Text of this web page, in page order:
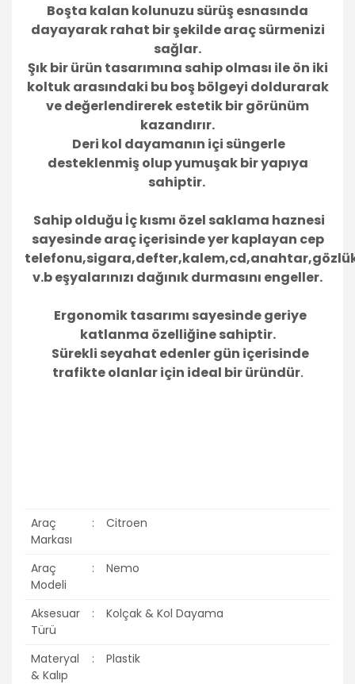
Boşta kalan kolunuzu sürüş esnasında
dayayarak rahat bir şekilde araç sürmenizi
sağlar.
Şık bir ürün tasarımına sahip olması ile ön iki
koltuk arasındaki bu boş bölgeyi doldurarak
ve değerlendirerek estetik bir görünüm
kazandırır.
Deri kol dayamanın içi süngerle
desteklenmiş olup yumuşak bir yapıya
sahiptir.
Sahip olduğu İç kısmı özel saklama haznesi
sayesinde araç içerisinde yer kaplayan cep
v.b eşyalarınızı dağınık durmasını engeller.
Ergonomik tasarımı sayesinde geriye
katlanma özelliğine sahiptir.
Sürekli seyahat edenler gün içerisinde
trafikte olanlar için ideal bir üründür.
Araç
Markası
: Citroen
Araç
Modeli
: Nemo
Aksesuar
Türü
: Kolçak & Kol Dayama
Materyal
& Kalıp
: Plastik